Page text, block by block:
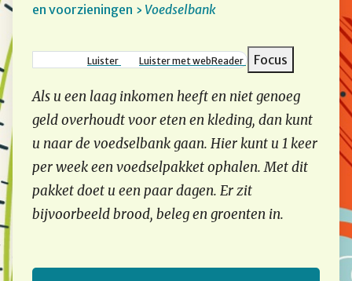
en voorzieningen
Voedselbank
Luister Luister met webReader Focus
Als u een laag inkomen heeft en niet genoeg
geld overhoudt voor eten en kleding, dan kunt
u naar de voedselbank gaan. Hier kunt u 1 keer
per week een voedselpakket ophalen. Met dit
pakket doet u een paar dagen. Er zit
bijvoorbeeld brood, beleg en groenten in.